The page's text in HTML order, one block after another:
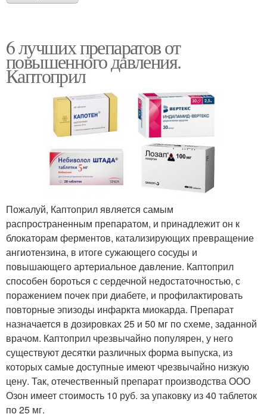
6 лучших препаратов от
повышенного давления.
Каптоприл
Пожалуй, Каптоприл является самым
распространенным препаратом, и принадлежит он к
блокаторам ферментов, катализирующих превращение
ангиотензина, в итоге сужающего сосуды и
повышающего артериальное давление. Каптоприл
способен бороться с сердечной недостаточностью, с
поражением почек при диабете, и профилактировать
повторные эпизоды инфаркта миокарда. Препарат
назначается в дозировках 25 и 50 мг по схеме, заданной
врачом. Каптоприл чрезвычайно популярен, у него
существуют десятки различных форма выпуска, из
которых самые доступные имеют чрезвычайно низкую
цену. Так, отечественный препарат производства ООО
Озон имеет стоимость 10 руб. за упаковку из 40 таблеток
по 25 мг.